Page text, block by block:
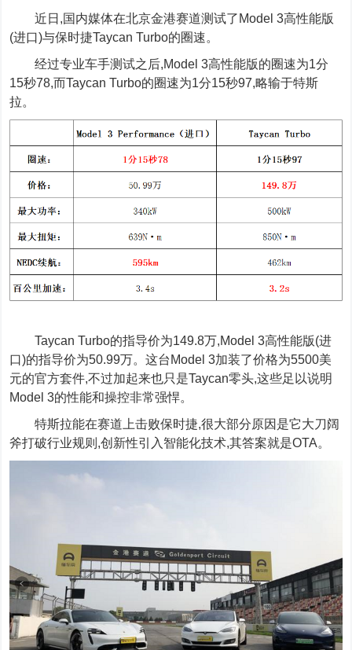
近日,国内媒体在北京金港赛道测试了Model 3高性能版
(进口)与保时捷Taycan Turbo的圈速。
经过专业车手测试之后,Model 3高性能版的圈速为1分
15秒78,而Taycan Turbo的圈速为1分15秒97,略输于特斯
拉。
Taycan Turbo的指导价为149.8万,Model 3高性能版(进
口)的指导价为50.99万。这台Model 3加装了价格为5500美
元的官方套件,不过加起来也只是Taycan零头,这些足以说明
Model 3的性能和操控非常强悍。
特斯拉能在赛道上击败保时捷,很大部分原因是它大刀阔
斧打破行业规则,创新性引入智能化技术,其答案就是OTA。